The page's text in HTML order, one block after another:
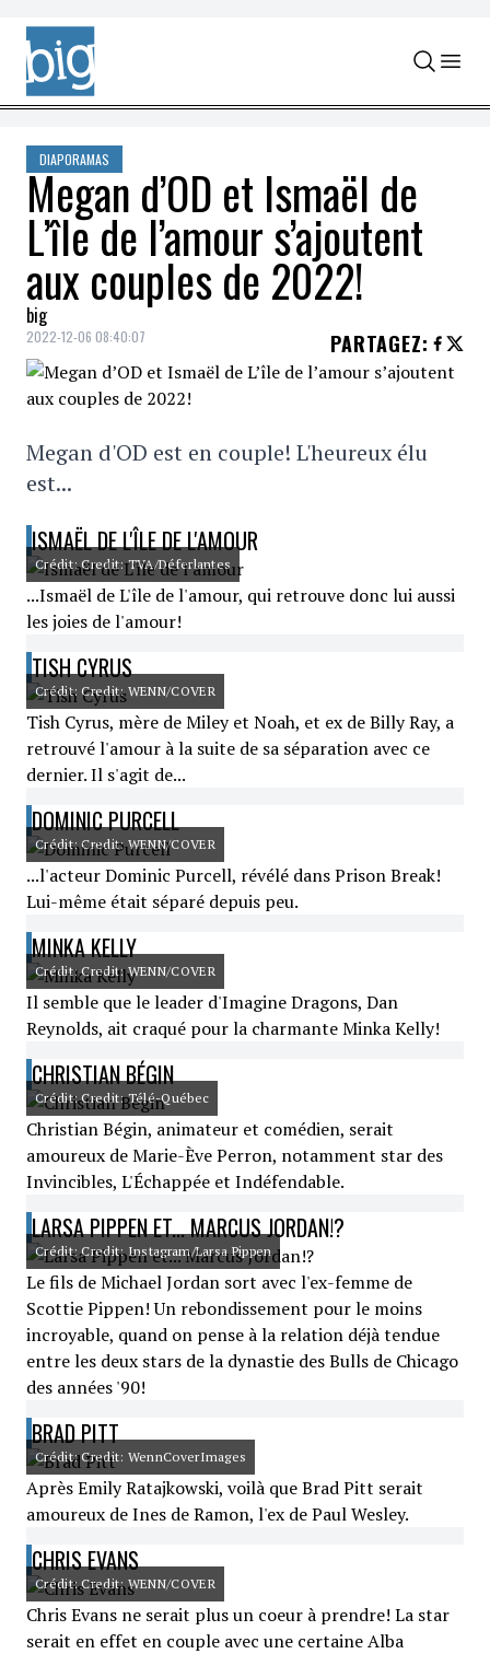
Skip to content
DIAPORAMAS
Megan d’OD et Ismaël de
L’île de l’amour s’ajoutent
aux couples de 2022!
big
2022-12-06 08:40:07 PARTAGEZ:
Megan d'OD est en couple! L'heureux élu
est...
ISMAËL DE L'ÎLE DE L'AMOUR
Crédit: Credit: TVA/Déferlantes
...Ismaël de L'île de l'amour, qui retrouve donc lui aussi
les joies de l'amour!
TISH CYRUS
Crédit: Credit: WENN/COVER
Tish Cyrus, mère de Miley et Noah, et ex de Billy Ray, a
retrouvé l'amour à la suite de sa séparation avec ce
dernier. Il s'agit de...
DOMINIC PURCELL
Crédit: Credit: WENN/COVER
...l'acteur Dominic Purcell, révélé dans Prison Break!
Lui-même était séparé depuis peu.
MINKA KELLY
Crédit: Credit: WENN/COVER
Il semble que le leader d'Imagine Dragons, Dan
Reynolds, ait craqué pour la charmante Minka Kelly!
CHRISTIAN BÉGIN
Crédit: Credit: Télé-Québec
Christian Bégin, animateur et comédien, serait
amoureux de Marie-Ève Perron, notamment star des
Invincibles, L'Échappée et Indéfendable.
LARSA PIPPEN ET... MARCUS JORDAN!?
Crédit: Credit: Instagram/Larsa Pippen
Le fils de Michael Jordan sort avec l'ex-femme de
Scottie Pippen! Un rebondissement pour le moins
incroyable, quand on pense à la relation déjà tendue
entre les deux stars de la dynastie des Bulls de Chicago
des années '90!
BRAD PITT
Crédit: Credit: WennCoverImages
Après Emily Ratajkowski, voilà que Brad Pitt serait
amoureux de Ines de Ramon, l'ex de Paul Wesley.
CHRIS EVANS
Crédit: Credit: WENN/COVER
Chris Evans ne serait plus un coeur à prendre! La star
serait en effet en couple avec une certaine Alba